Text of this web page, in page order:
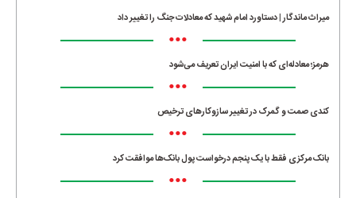
میراث ماندگار | دستاورد امام شهید که معادلات جنگ را تغییر داد
•••
هرمز؛ معادله‌ای که با امنیت ایران تعریف می‌شود
•••
کندی صمت و گمرک در تغییر سازوکارهای ترخیص
•••
بانک مرکزی فقط با یک‌ پنجم درخواست پول بانک‌ها موافقت کرد
•••